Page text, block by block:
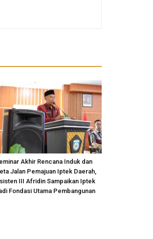
Akhir Rencana Induk dan
Jalan Pemajuan Iptek Daerah,
III Afridin Sampaikan Iptek
Fondasi Utama Pembangunan